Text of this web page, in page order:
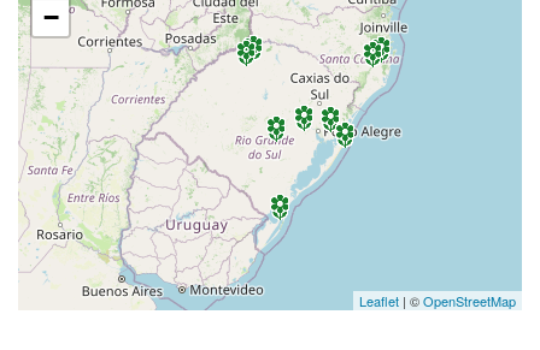
−
Leaflet | ©OpenStreetMap